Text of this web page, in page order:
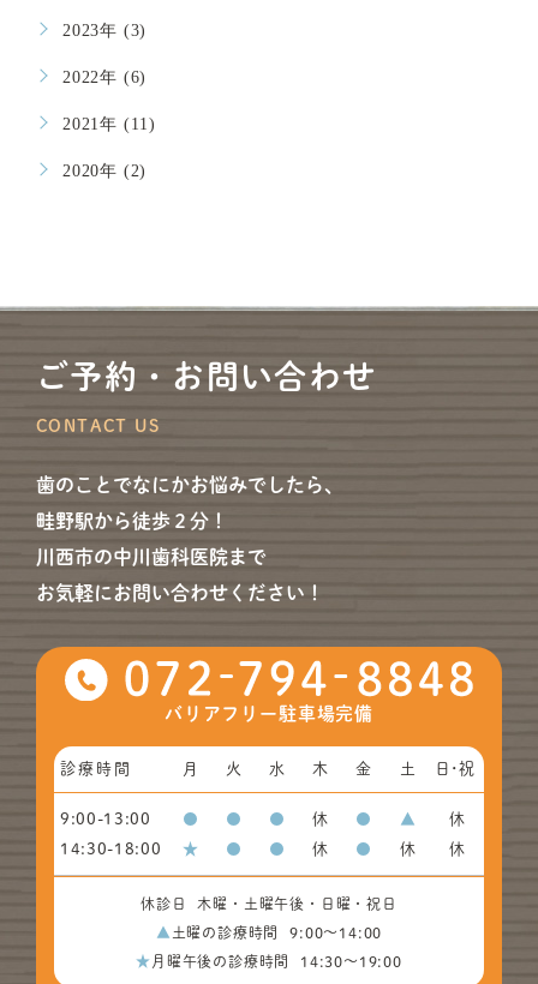
2023年 (3)
2022年 (6)
2021年 (11)
2020年 (2)
ご予約・お問い合わせ
CONTACT US
歯のことでなにかお悩みでしたら、
畦野駅から徒歩２分！
川西市の中川歯科医院まで
お気軽にお問い合わせください！
バリアフリー 駐車場完備
診療時間 月 火 水 木 金 土 日･祝
9:00-13:00 ● ● ● 休 ● ▲
休
14:30-18:00
★ ● ● 休 ● 休 休
休診日
木曜・土曜午後・日曜・祝日
▲ 土曜の診療時間
9:00〜14:00
★ 月曜午後の診療時間 14:30～19:00